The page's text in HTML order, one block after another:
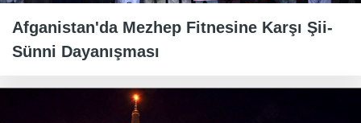
Afganistan'da Mezhep Fitnesine Karşı Şii-
Sünni Dayanışması